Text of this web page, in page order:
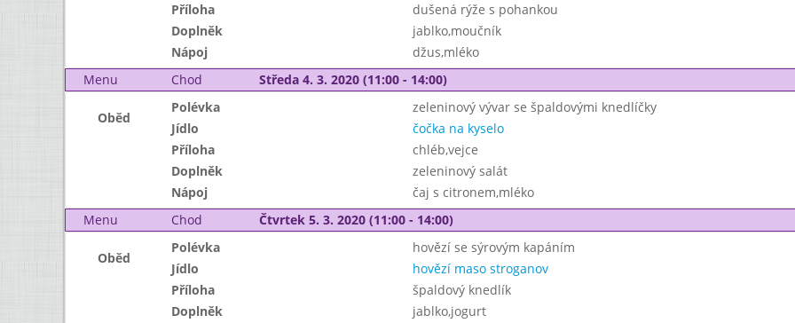
Příloha
dušená rýže s pohankou
Doplněk
jablko,moučník
Nápoj
džus,mléko
Menu
Chod Středa 4. 3. 2020 (11:00 - 14:00)
Oběd
Polévka
zeleninový vývar se špaldovými knedlíčky
Jídlo
čočka na kyselo
Příloha
chléb,vejce
Doplněk
zeleninový salát
Nápoj
čaj s citronem,mléko
Menu
Chod Čtvrtek 5. 3. 2020 (11:00 - 14:00)
Oběd
Polévka
hovězí se sýrovým kapáním
Jídlo
hovězí maso stroganov
Příloha
špaldový knedlík
Doplněk
jablko,jogurt